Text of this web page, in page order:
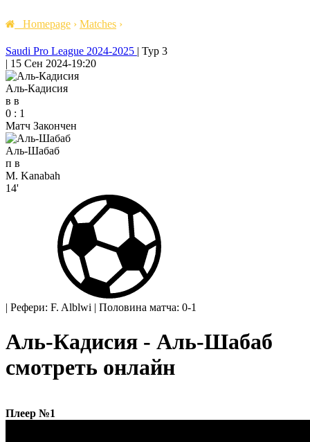
Homepage › Matches ›
Saudi Pro League 2024-2025 | Тур 3
| 15 Сен 2024-19:20
Аль-Кадисия
в в
0 : 1
Матч Закончен
Аль-Шабаб
п в
M. Kanabah
14'
| Рефери: F. Alblwi | Половина матча: 0-1
Аль-Кадисия - Аль-Шабаб
смотреть онлайн
Плеер №1